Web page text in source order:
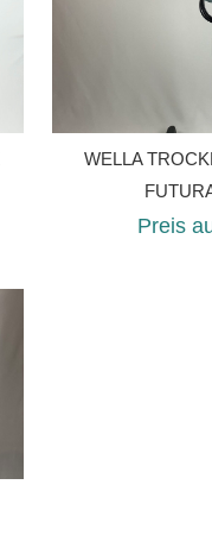
WELLA
Preis